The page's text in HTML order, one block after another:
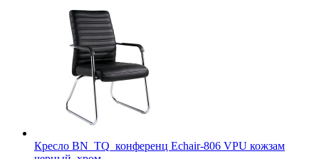
Кресло BN_TQ_конференц Echair-806 VPU кожзам